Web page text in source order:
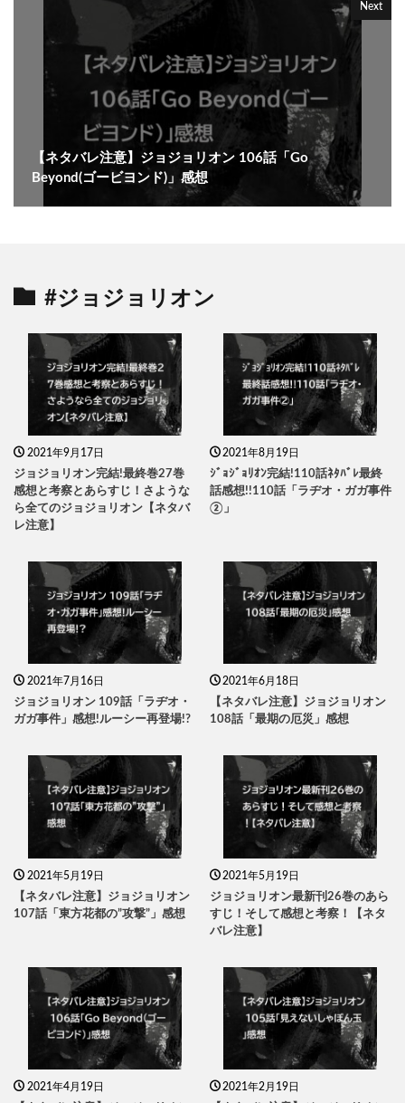
Next
【ネタバレ注意】ジョジョリオン 106話「Go
Beyond(ゴービヨンド)」感想
#ジョジョリオン
2021年9月17日
ジョジョリオン完結!最終巻27巻
感想と考察とあらすじ！さような
ら全てのジョジョリオン【ネタバ
レ注意】
2021年8月19日
ｼﾞｮｼﾞｮﾘｵﾝ完結!110話ﾈﾀﾊﾞﾚ最終
話感想!!110話「ラヂオ・ガガ事件
②」
2021年7月16日
ジョジョリオン 109話「ラヂオ・
ガガ事件」感想!ルーシー再登場!?
2021年6月18日
【ネタバレ注意】ジョジョリオン
108話「最期の厄災」感想
2021年5月19日
【ネタバレ注意】ジョジョリオン
107話「東方花都の”攻撃”」感想
2021年5月19日
ジョジョリオン最新刊26巻のあら
すじ！そして感想と考察！【ネタ
バレ注意】
2021年4月19日 2021年2月19日